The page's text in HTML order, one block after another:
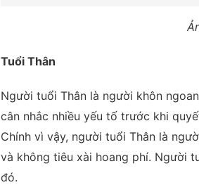
Tuổi Thân
Người tuổi Thân là người khôn
cân nhắc nhiều yếu tố trước khi
Chính vì vậy, người tuổi Thân là
và không tiêu xài hoang phí. Người
đó.